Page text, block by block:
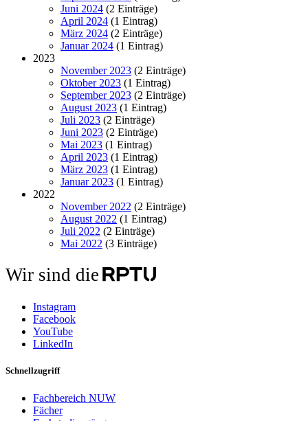
Juni 2024 (2 Einträge)
April 2024 (1 Eintrag)
März 2024 (2 Einträge)
Januar 2024 (1 Eintrag)
2023
November 2023 (2 Einträge)
Oktober 2023 (1 Eintrag)
September 2023 (2 Einträge)
August 2023 (1 Eintrag)
Juli 2023 (2 Einträge)
Juni 2023 (2 Einträge)
Mai 2023 (1 Eintrag)
April 2023 (1 Eintrag)
März 2023 (1 Eintrag)
Januar 2023 (1 Eintrag)
2022
November 2022 (2 Einträge)
August 2022 (1 Eintrag)
Juli 2022 (2 Einträge)
Mai 2022 (3 Einträge)
Wir sind die
Instagram
Facebook
YouTube
LinkedIn
Schnellzugriff
Fachbereich NUW
Fächer